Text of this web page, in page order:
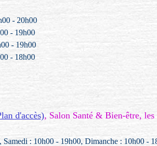
- 20h00
- 19h00
- 19h00
- 18h00
d'accès), Salon Santé & Bien-être,
Samedi : 10h00 - 19h00, Dimanche : 10h00 -